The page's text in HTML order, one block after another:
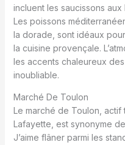
incluent les saucissons
Les poissons
la dorade, sont idéaux
la cuisine provençale.
les accents chaleureux
inoubliable.
Marché De Toulon
Le marché de Toulon, actif
Lafayette, est synonyme
J’aime flâner parmi les